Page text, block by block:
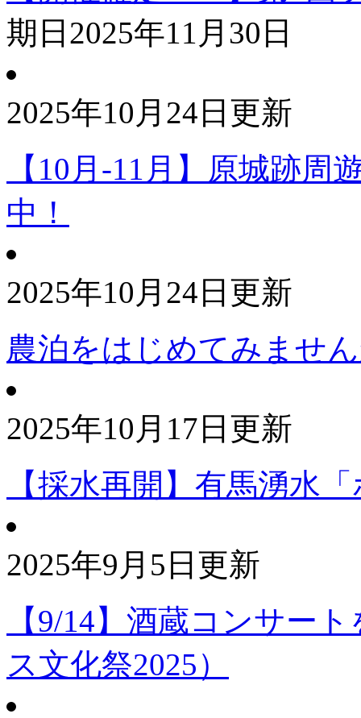
期日 2025年11月30日
2025年10月24日更新
【10月-11月】原城跡
中！
2025年10月24日更新
農泊をはじめてみませ
2025年10月17日更新
【採水再開】有馬湧水
2025年9月5日更新
【9/14】酒蔵コンサー
ス文化祭2025）